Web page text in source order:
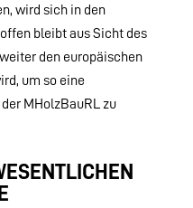
wird sich in den
bleibt aus Sicht des
den europäischen
um so eine
MHolzBauRL zu